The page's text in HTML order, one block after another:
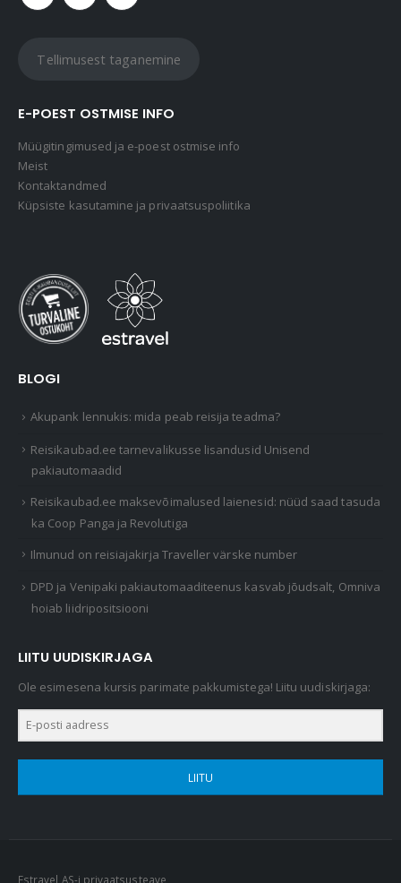
Tellimusest taganemine
E-POEST OSTMISE INFO
Müügitingimused ja e-poest ostmise info
Meist
Kontaktandmed
Küpsiste kasutamine ja privaatsuspoliitika
BLOGI
Akupank lennukis: mida peab reisija teadma?
Reisikaubad.ee tarnevalikusse lisandusid Unisend
pakiautomaadid
Reisikaubad.ee maksevõimalused laienesid: nüüd saad tasuda
ka Coop Panga ja Revolutiga
Ilmunud on reisiajakirja Traveller värske number
DPD ja Venipaki pakiautomaaditeenus kasvab jõudsalt, Omniva
hoiab liidripositsiooni
LIITU UUDISKIRJAGA
Ole esimesena kursis parimate pakkumistega! Liitu uudiskirjaga:
LIITU
Estravel AS-i privaatsusteave